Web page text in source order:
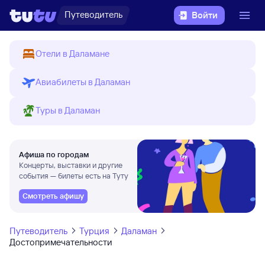
Путеводитель Войти
Отели в Даламане
Авиабилеты в Даламан
Туры в Даламан
Афиша по городам
Концерты, выставки и другие
события — билеты есть на Туту
Смотреть афишу
Путеводитель Турция
Даламан
Достопримечательности